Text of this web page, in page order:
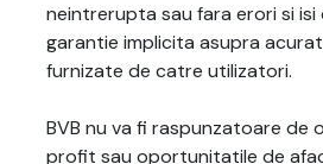
neintrerupta sau fara erori si isi
garantie implicita asupra
furnizate de catre utilizatori.
BVB nu va fi raspunzatoare de
profit sau oportunitatile de